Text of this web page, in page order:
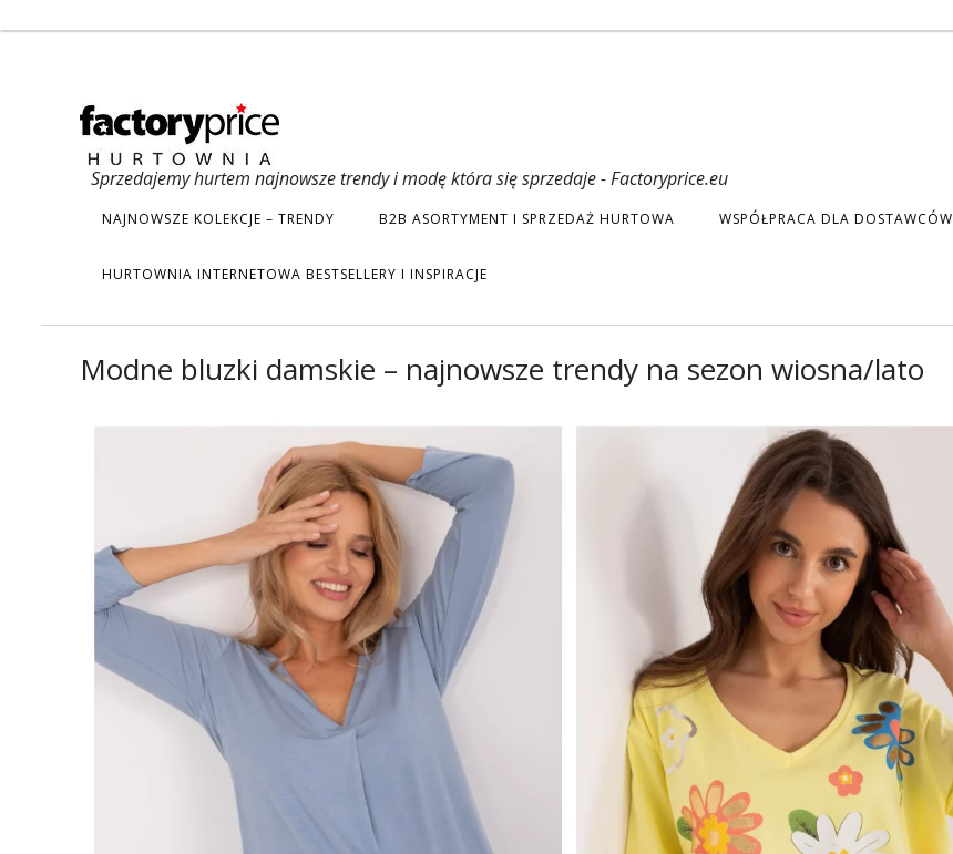
Sprzedajemy hurtem najnowsze trendy i modę która się sprzedaje - Factoryprice.eu
NAJNOWSZE KOLEKCJE – TRENDY B2B ASORTYMENT I SPRZEDAŻ HURTOWA WSPÓŁPRACA DLA DOSTAWCÓW
HURTOWNIA INTERNETOWA BESTSELLERY I INSPIRACJE
Modne bluzki damskie – najnowsze trendy na sezon wiosna/lato